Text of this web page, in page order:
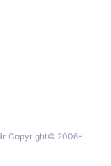
Copyright© 2006-